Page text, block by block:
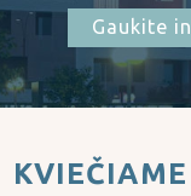
Gaukite
KVIEČIAME